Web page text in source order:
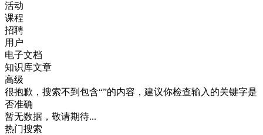
活动
课程
招聘
用户
电子文档
知识库文章
高级
很抱歉，搜索不到包含“”的内容，建议你检查输入的关键字是
否准确
暂无数据，敬请期待...
热门搜索